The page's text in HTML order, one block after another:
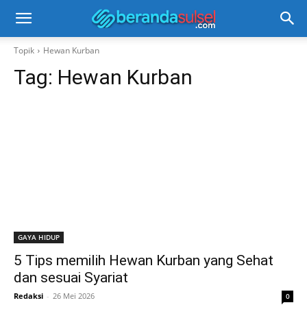
Topik Hewan Kurban
Tag: Hewan Kurban
GAYA HIDUP
5 Tips memilih Hewan Kurban yang Sehat
dan sesuai Syariat
Redaksi - 26 Mei 2026 0